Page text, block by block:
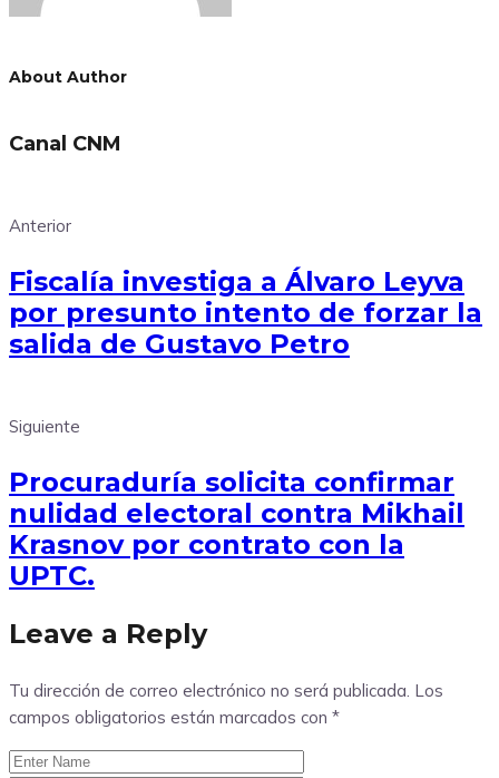
About Author
Canal CNM
Anterior
Fiscalía investiga a Álvaro Leyva
por presunto intento de forzar la
salida de Gustavo Petro
Siguiente
Procuraduría solicita confirmar
nulidad electoral contra Mikhail
Krasnov por contrato con la
UPTC.
Leave a Reply
Tu dirección de correo electrónico no será publicada. Los
campos obligatorios están marcados con *